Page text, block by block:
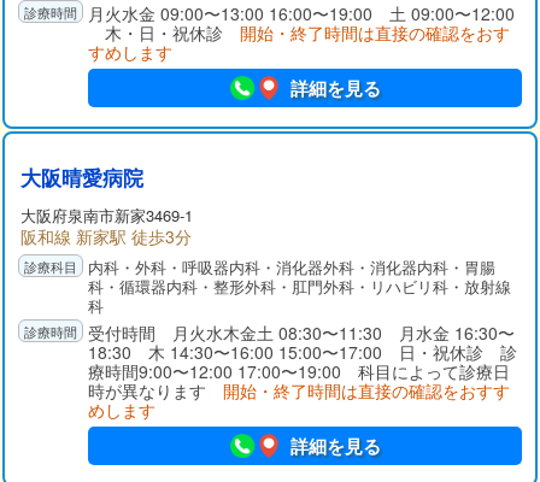
月火水金 09:00〜13:00 16:00〜19:00 土 09:00〜12:00
木・日・祝休診 開始・終了時間は直接の確認をおす
すめします
詳細を見る
大阪晴愛病院
大阪府泉南市新家3469-1
阪和線 新家駅 徒歩3分
内科・外科・呼吸器内科・消化器外科・消化器内科・胃腸
科・循環器内科・整形外科・肛門外科・リハビリ科・放射線
科
受付時間 月火水木金土 08:30〜11:30 月水金 16:30〜
18:30 木 14:30〜16:00 15:00〜17:00 日・祝休診 診
療時間9:00〜12:00 17:00〜19:00 科目によって診療日
時が異なります 開始・終了時間は直接の確認をおすす
めします
詳細を見る